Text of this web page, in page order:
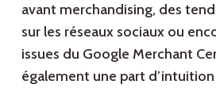
avant merchandising, des
sur les réseaux sociaux ou
issues du Google Merchant
également une part